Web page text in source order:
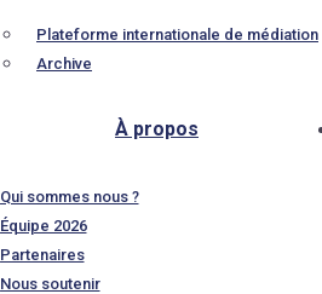
Plateforme internationale de médiation
Archive
À propos
Qui sommes nous ?
Équipe 2026
Partenaires
Nous soutenir